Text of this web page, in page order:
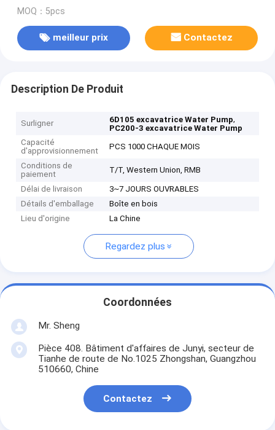
MOQ：5pcs
meilleur prix Contactez
Description De Produit
Surligner 6D105 excavatrice Water Pump,
PC200-3 excavatrice Water Pump
Capacité
d'approvisionnement
PCS 1000 CHAQUE MOIS
Conditions de
paiement
T/T, Western Union, RMB
Délai de livraison
3~7 JOURS OUVRABLES
Détails d'emballage
Boîte en bois
Lieu d'origine
La Chine
Regardez plus
Coordonnées
Mr. Sheng
Pièce 408. Bâtiment d'affaires de Junyi, secteur de
Tianhe de route de No.1025 Zhongshan, Guangzhou
510660, Chine
Contactez